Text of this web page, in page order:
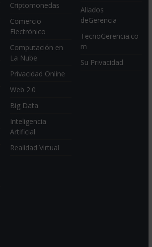
Criptomonedas
Comercio
Electrónico
Computación en
La Nube
Privacidad Online
Web 2.0
Big Data
Inteligencia
Artificial
Realidad Virtual
Aliados
deGerencia
TecnoGerencia.co
m
Su Privacidad